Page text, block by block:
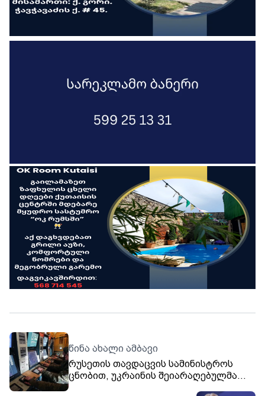
წინა ახალი ამბავი
რუსეთის თავდაცვის სამინისტროს
ცნობით, უკრაინის შეიარაღებულმა